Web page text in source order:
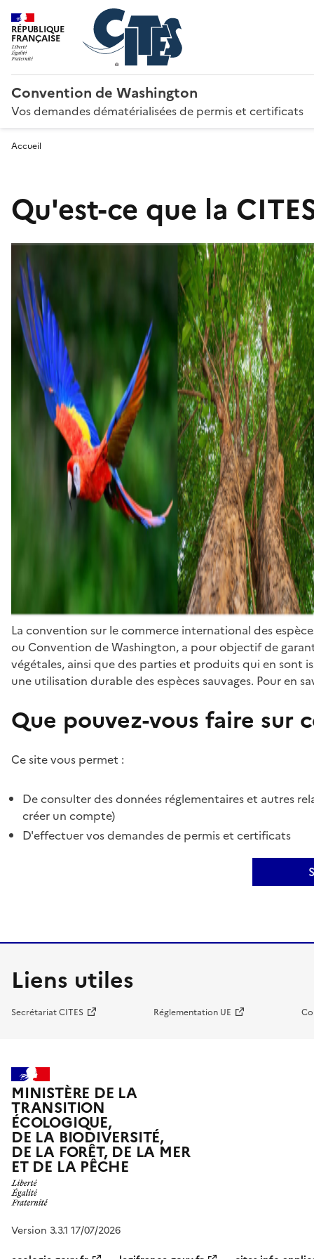
RÉPUBLIQUE
FRANÇAISE
Convention de Washington
Vos demandes dématérialisées de permis et certificats
Accueil
Qu'est-ce que la
La convention sur le commerce international des
ou Convention de Washington, a pour objectif de
végétales, ainsi que des parties et produits qui en sont
une utilisation durable des espèces sauvages. Pour en
Que pouvez-vous faire sur
Ce site vous permet :
De consulter des données réglementaires et autres
créer un compte)
D'effectuer vos demandes de permis et certificats
Liens utiles
Secrétariat CITES Réglementation UE
MINISTÈRE DE LA
TRANSITION
ÉCOLOGIQUE,
DE LA BIODIVERSITÉ,
DE LA FORÊT, DE LA MER
ET DE LA PÊCHE
Version 3.3.1 17/07/2026